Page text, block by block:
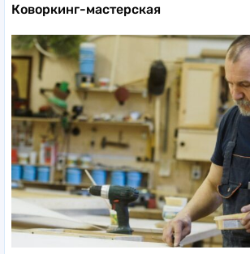
Коворкинг-мастерская